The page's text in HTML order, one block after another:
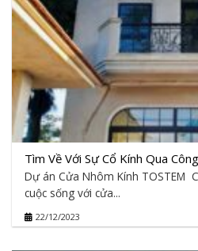
Tìm Về Với Sự Cổ Kính Qua
Dự án Cửa Nhôm Kính TOSTEM
cuộc sống với cửa...
22/12/2023